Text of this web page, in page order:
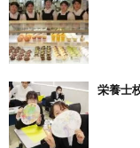
栄養士